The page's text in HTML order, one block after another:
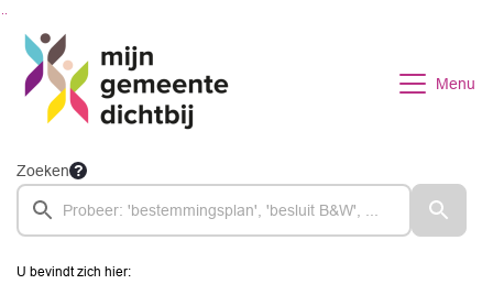
Menu
Zoeken
U bevindt zich hier: